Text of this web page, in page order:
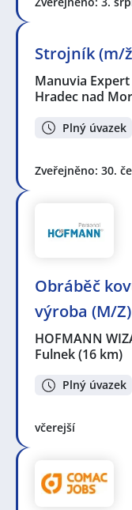
Strojník (m/
Manuvia
Hradec nad
Plný úvazek
Zveřejněno: 30.
Obráběč
výroba (M/
HOFMANN
Fulnek(16 km)
Plný úvazek
včerejší